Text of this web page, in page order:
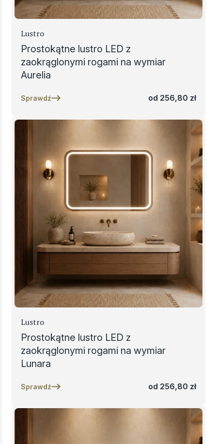
Lustro
Prostokątne lustro LED z
zaokrąglonymi rogami na wymiar
Aurelia
Sprawdź od 256,80 zł
Lustro
Prostokątne lustro LED z
zaokrąglonymi rogami na wymiar
Lunara
Sprawdź od 256,80 zł